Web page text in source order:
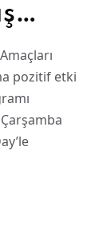
pozitif etki